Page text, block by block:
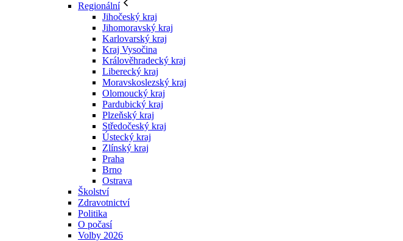
Regionální
Jihočeský kraj
Jihomoravský kraj
Karlovarský kraj
Kraj Vysočina
Králověhradecký kraj
Liberecký kraj
Moravskoslezský kraj
Olomoucký kraj
Pardubický kraj
Plzeňský kraj
Středočeský kraj
Ústecký kraj
Zlínský kraj
Praha
Brno
Ostrava
Školství
Zdravotnictví
Politika
O počasí
Volby 2026